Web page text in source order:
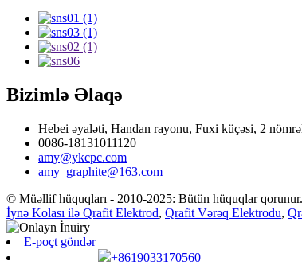
Bizimlə Əlaqə
Hebei əyaləti, Handan rayonu, Fuxi küçəsi, 2
0086-18131011120
amy@ykcpc.com
amy_graphite@163.com
© Müəllif hüquqları - 2010-2025: Bütün hüquqlar qorunur.
İynə Kolası ilə Qrafit Elektrod, Qrafit Vərəq Elektrodu,
E-poçt göndər
+8619033170560